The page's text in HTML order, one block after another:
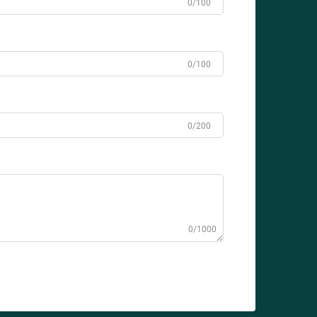
0/100
0/100
0/200
0/1000